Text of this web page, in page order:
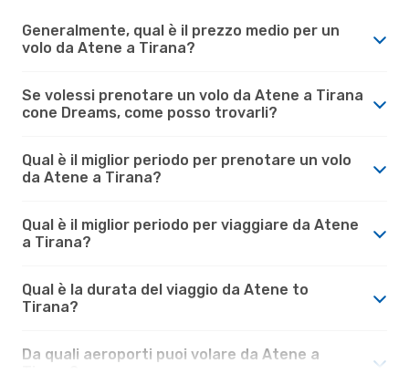
Generalmente, qual è il prezzo medio per un
volo da Atene a Tirana?
Se volessi prenotare un volo da Atene a Tirana
cone Dreams, come posso trovarli?
Qual è il miglior periodo per prenotare un volo
da Atene a Tirana?
Qual è il miglior periodo per viaggiare da Atene
a Tirana?
Qual è la durata del viaggio da Atene to
Tirana?
Da quali aeroporti puoi volare da Atene a